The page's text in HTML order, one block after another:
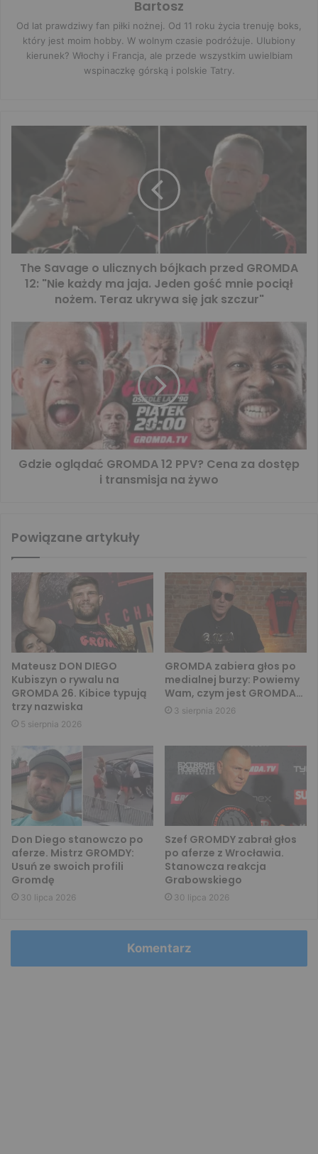
Bartosz
Od lat prawdziwy fan piłki nożnej. Od 11 roku życia trenuję boks,
który jest moim hobby. W wolnym czasie podróżuje. Ulubiony
kierunek? Włochy i Francja, ale przede wszystkim uwielbiam
wspinaczkę górską i polskie Tatry.
The Savage o ulicznych bójkach przed GROMDA
12: "Nie każdy ma jaja. Jeden gość mnie pociął
nożem. Teraz ukrywa się jak szczur"
Gdzie oglądać GROMDA 12 PPV? Cena za dostęp
i transmisja na żywo
Powiązane artykuły
Mateusz DON DIEGO
Kubiszyn o rywalu na
GROMDA 26. Kibice typują
trzy nazwiska
5 sierpnia 2026
GROMDA zabiera głos po
medialnej burzy: Powiemy
Wam, czym jest GROMDA…
3 sierpnia 2026
Don Diego stanowczo po
aferze. Mistrz GROMDY:
Usuń ze swoich profili
Gromdę
30 lipca 2026
Szef GROMDY zabrał głos
po aferze z Wrocławia.
Stanowcza reakcja
Grabowskiego
30 lipca 2026
Komentarz